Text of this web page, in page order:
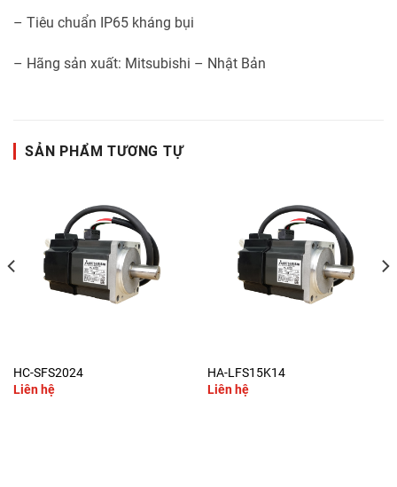
– Tiêu chuẩn IP65 kháng bụi
– Hãng sản xuất: Mitsubishi – Nhật Bản
SẢN PHẨM TƯƠNG TỰ
HC-SFS2024
Liên hệ
HA-LFS15K14
Liên hệ